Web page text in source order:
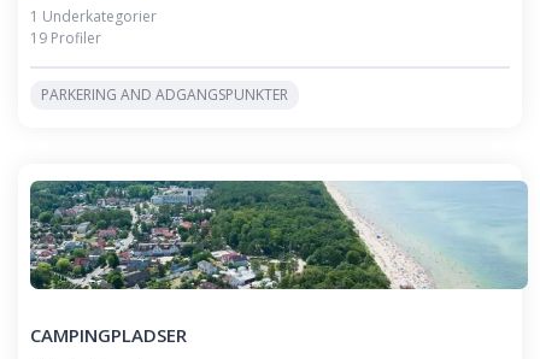
1 Underkategorier
19 Profiler
PARKERING AND ADGANGSPUNKTER
CAMPINGPLADSER